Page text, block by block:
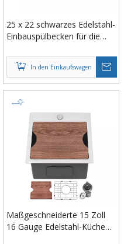
25 x 22 schwarzes Edelstahl-
Einbauspülbecken für die
Einzelbecken, tiefes
Küchenspülbecken mit
Schneidebrett
In den Einkaufswagen
Maßgeschneiderte 15 Zoll
16 Gauge Edelstahl-Küchen-